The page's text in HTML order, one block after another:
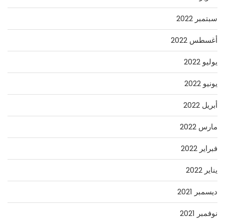
سبتمبر 2022
أغسطس 2022
يوليو 2022
يونيو 2022
أبريل 2022
مارس 2022
فبراير 2022
يناير 2022
ديسمبر 2021
نوفمبر 2021